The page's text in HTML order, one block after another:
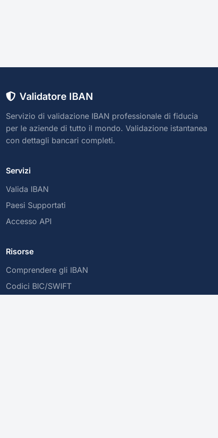
Validatore IBAN
Servizio di validazione IBAN professionale di fiducia
per le aziende di tutto il mondo. Validazione istantanea
con dettagli bancari completi.
Servizi
Valida IBAN
Paesi Supportati
Accesso API
Risorse
Comprendere gli IBAN
Codici BIC/SWIFT